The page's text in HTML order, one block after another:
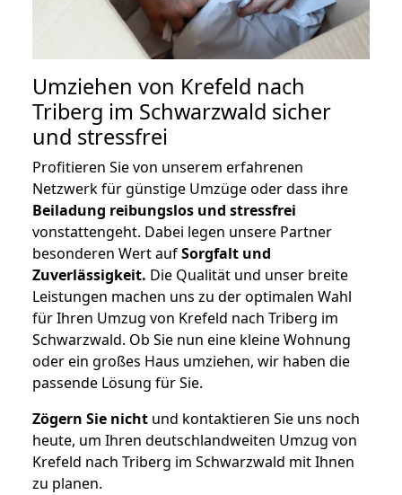
Umziehen von Krefeld nach
Triberg im Schwarzwald sicher
und stressfrei
Profitieren Sie von unserem erfahrenen
Netzwerk für günstige Umzüge oder dass ihre
Beiladung reibungslos und stressfrei
vonstattengeht. Dabei legen unsere Partner
besonderen Wert aufSorgfalt und
Zuverlässigkeit. Die Qualität und unser breite
Leistungen machen uns zu der optimalen Wahl
für Ihren Umzug von Krefeld nach Triberg im
Schwarzwald. Ob Sie nun eine kleine Wohnung
oder ein großes Haus umziehen, wir haben die
passende Lösung für Sie.
Zögern Sie nicht und kontaktieren Sie uns noch
heute, um Ihren deutschlandweiten Umzug von
Krefeld nach Triberg im Schwarzwald mit Ihnen
zu planen.